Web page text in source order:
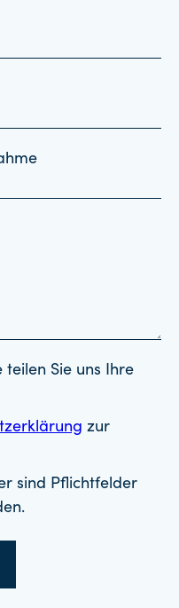
Sie uns Ihre
zur
sind Pflichtfelder